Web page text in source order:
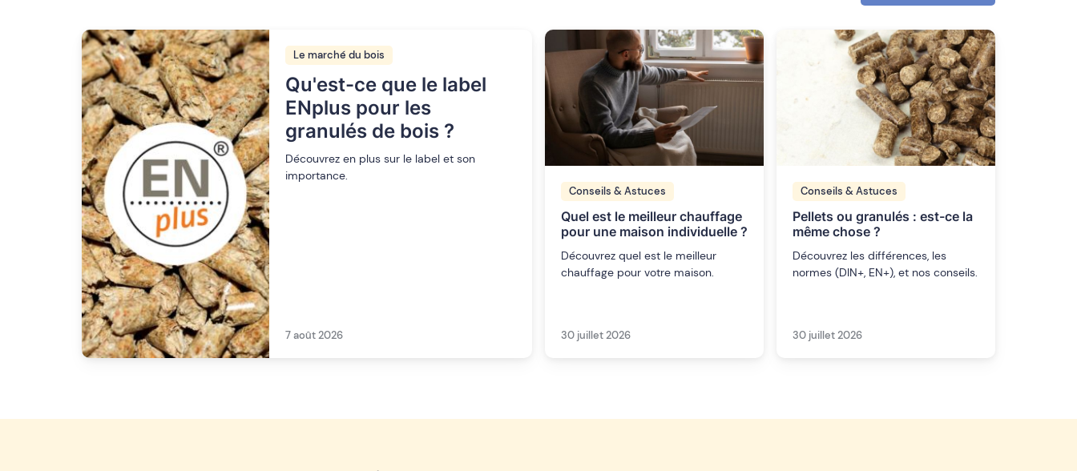
Le marché du bois
Qu'est-ce que le label
ENplus pour les
granulés de bois ?
Découvrez en plus sur le label et son
importance.
7 août 2026
Conseils & Astuces
Quel est le meilleur chauffage
pour une maison individuelle ?
Découvrez quel est le meilleur
chauffage pour votre maison.
30 juillet 2026
Conseils & Astuces
Pellets ou granulés : est-ce la
même chose ?
Découvrez les différences, les
normes (DIN+, EN+), et nos conseils.
30 juillet 2026